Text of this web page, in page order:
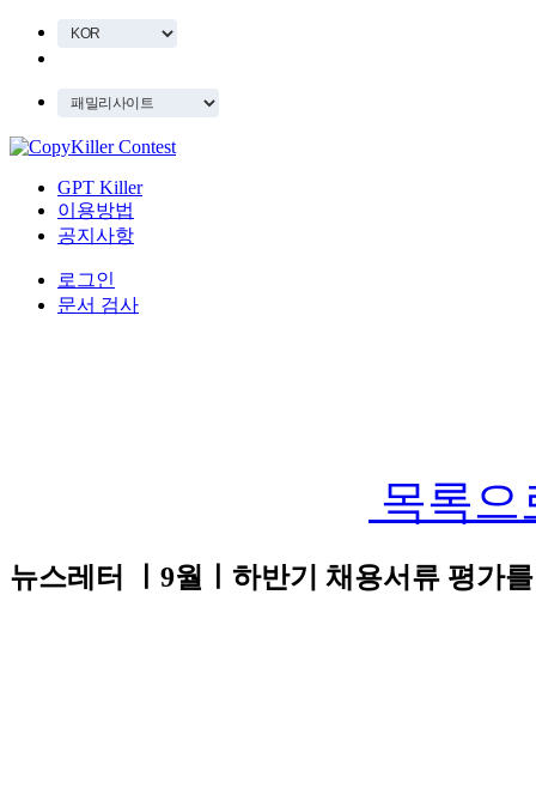
GPT Killer
이용방법
공지사항
로그인
문서 검사
목록으
뉴스레터 ㅣ9월ㅣ하반기 채용서류 평가